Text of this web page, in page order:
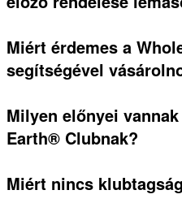
Miért érdemes a
segítségével
Milyen előnyei
Earth® Clubnak?
Miért nincs